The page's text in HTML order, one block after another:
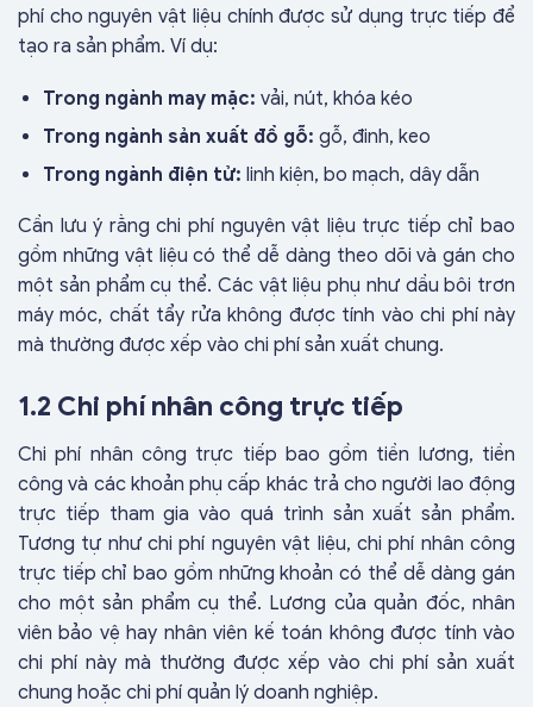
phí cho nguyên vật liệu chính được sử dụng trực tiếp để
tạo ra sản phẩm. Ví dụ:
Trong ngành may mặc: vải, nút, khóa kéo
Trong ngành sản xuất đồ gỗ: gỗ, đinh, keo
Trong ngành điện tử: linh kiện, bo mạch, dây dẫn
Cần lưu ý rằng chi phí nguyên vật liệu trực tiếp chỉ bao
gồm những vật liệu có thể dễ dàng theo dõi và gán cho
một sản phẩm cụ thể. Các vật liệu phụ như dầu bôi trơn
máy móc, chất tẩy rửa không được tính vào chi phí này
mà thường được xếp vào chi phí sản xuất chung.
1.2 Chi phí nhân công trực tiếp
Chi phí nhân công trực tiếp bao gồm tiền lương, tiền
công và các khoản phụ cấp khác trả cho người lao động
trực tiếp tham gia vào quá trình sản xuất sản phẩm.
Tương tự như chi phí nguyên vật liệu, chi phí nhân công
trực tiếp chỉ bao gồm những khoản có thể dễ dàng gán
cho một sản phẩm cụ thể. Lương của quản đốc, nhân
viên bảo vệ hay nhân viên kế toán không được tính vào
chi phí này mà thường được xếp vào chi phí sản xuất
chung hoặc chi phí quản lý doanh nghiệp.